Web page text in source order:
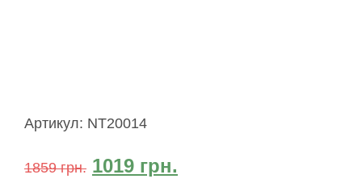
Артикул: NT20014
1859грн. 1019 грн.